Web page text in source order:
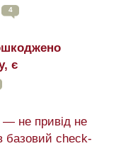
4
є
не привід не
базовий check-